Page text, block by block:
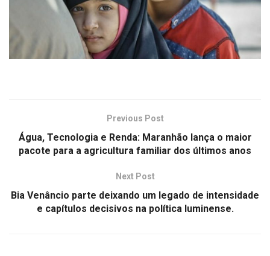
Previous Post
Água, Tecnologia e Renda: Maranhão lança o maior
pacote para a agricultura familiar dos últimos anos
Next Post
Bia Venâncio parte deixando um legado de intensidade
e capítulos decisivos na política luminense.